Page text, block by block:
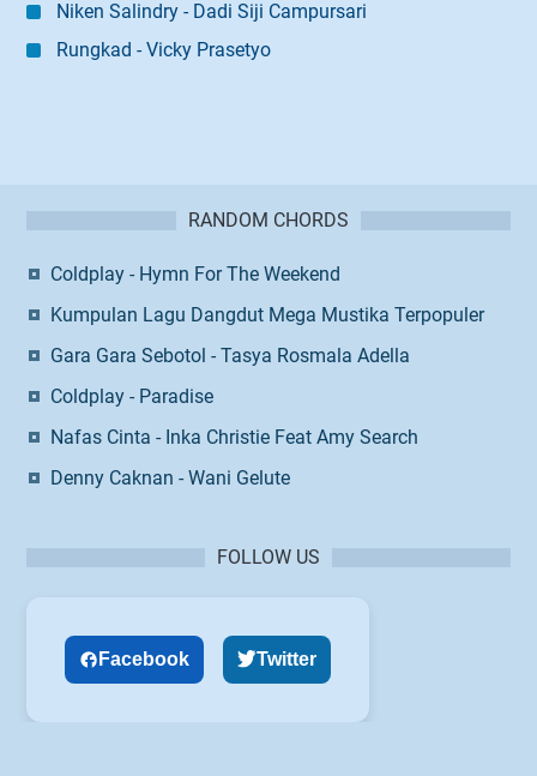
Niken Salindry - Dadi Siji Campursari
Rungkad - Vicky Prasetyo
RANDOM CHORDS
Coldplay - Hymn For The Weekend
Kumpulan Lagu Dangdut Mega Mustika Terpopuler
Gara Gara Sebotol - Tasya Rosmala Adella
Coldplay - Paradise
Nafas Cinta - Inka Christie Feat Amy Search
Denny Caknan - Wani Gelute
FOLLOW US
Facebook Twitter